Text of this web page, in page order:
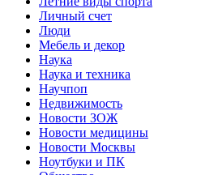
Личный счет
Люди
Мебель и декор
Наука
Наука и техника
Научпоп
Недвижимость
Новости ЗОЖ
Новости медицины
Новости Москвы
Ноутбуки и ПК